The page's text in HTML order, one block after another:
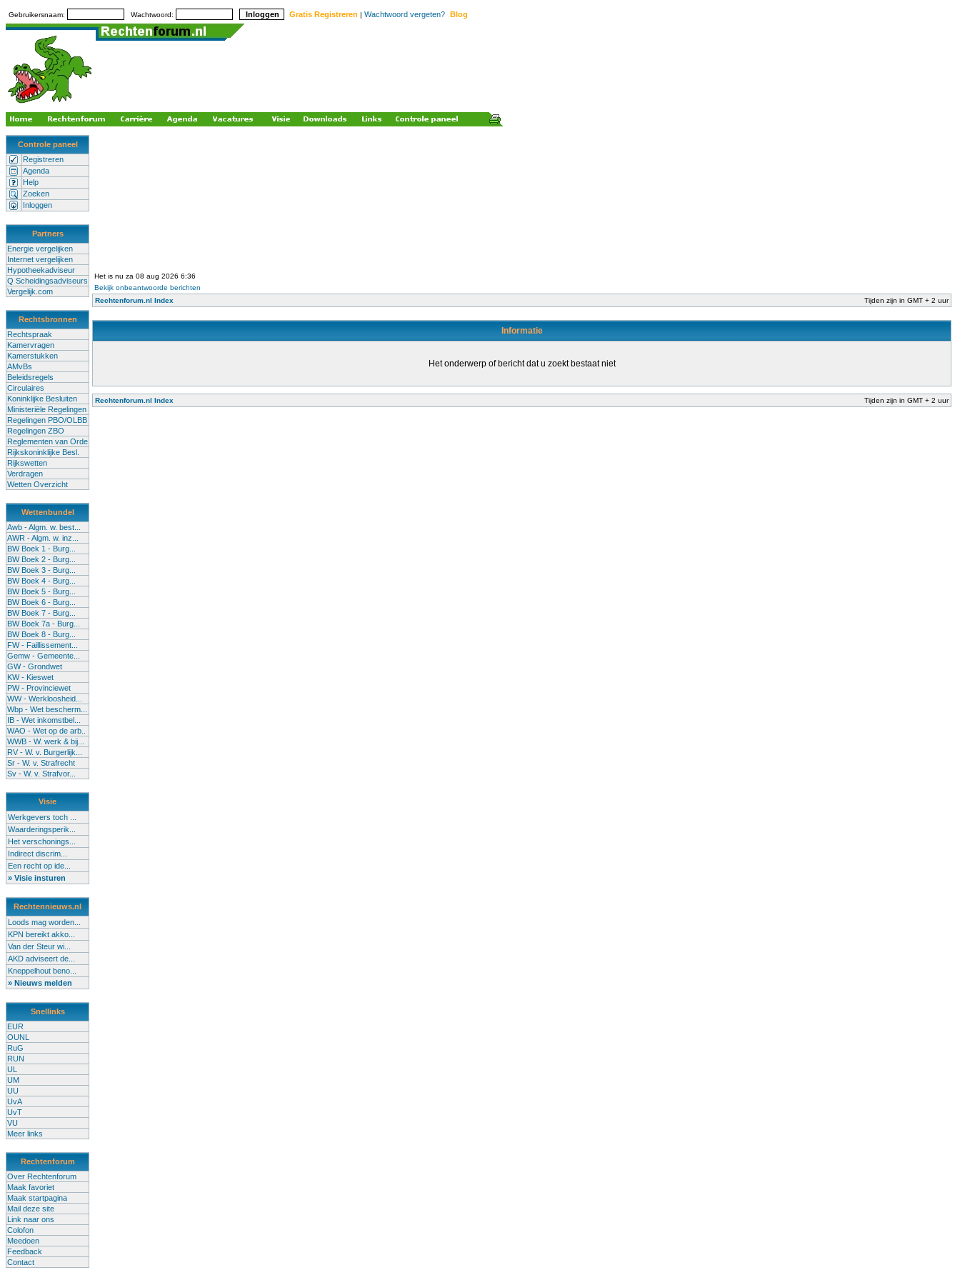
Gebruikersnaam: Wachtwoord: Gratis Registreren | Wachtwoord vergeten? Blog
Controle paneel
Registreren
Agenda
Help
Zoeken
Inloggen
Partners
Energie vergelijken
Internet vergelijken
Hypotheekadviseur
Q Scheidingsadviseurs
Vergelijk.com
Rechtsbronnen
Rechtspraak
Kamervragen
Kamerstukken
AMvBs
Beleidsregels
Circulaires
Koninklijke Besluiten
Ministeriële Regelingen
Regelingen PBO/OLBB
Regelingen ZBO
Reglementen van Orde
Rijkskoninklijke Besl.
Rijkswetten
Verdragen
Wetten Overzicht
Wettenbundel
Awb - Algm. w. best...
AWR - Algm. w. inz...
BW Boek 1 - Burg...
BW Boek 2 - Burg...
BW Boek 3 - Burg...
BW Boek 4 - Burg...
BW Boek 5 - Burg...
BW Boek 6 - Burg...
BW Boek 7 - Burg...
BW Boek 7a - Burg...
BW Boek 8 - Burg...
FW - Faillissement...
Gemw - Gemeente...
GW - Grondwet
KW - Kieswet
PW - Provinciewet
WW - Werkloosheid...
Wbp - Wet bescherm...
IB - Wet inkomstbel...
WAO - Wet op de arb..
WWB - W. werk & bij...
RV - W. v. Burgerlijk...
Sr - W. v. Strafrecht
Sv - W. v. Strafvor...
Visie
Werkgevers toch ...
Waarderingsperik...
Het verschonings...
Indirect discrim...
Een recht op ide...
» Visie insturen
Rechtennieuws.nl
Loods mag worden...
KPN bereikt akko...
Van der Steur wi...
AKD adviseert de...
Kneppelhout beno...
» Nieuws melden
Snellinks
EUR
OUNL
RuG
RUN
UL
UM
UU
UvA
UvT
VU
Meer links
Rechtenforum
Over Rechtenforum
Maak favoriet
Maak startpagina
Mail deze site
Link naar ons
Colofon
Meedoen
Feedback
Contact
Het is nu za 08 aug 2026 6:36
Bekijk onbeantwoorde berichten
Rechtenforum.nl Index
Tijden zijn in GMT + 2 uur
Informatie
Het onderwerp of bericht dat u zoekt bestaat niet
Rechtenforum.nl Index Tijden zijn in GMT + 2 uur